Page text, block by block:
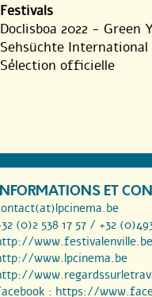
Festivals
Doclisboa 2022 - Green
Sehsüchte
Sélection officielle
ET
(0)2 538 17 57 / +32
www.festivalenville.be
www.lpcinema.be
: https://